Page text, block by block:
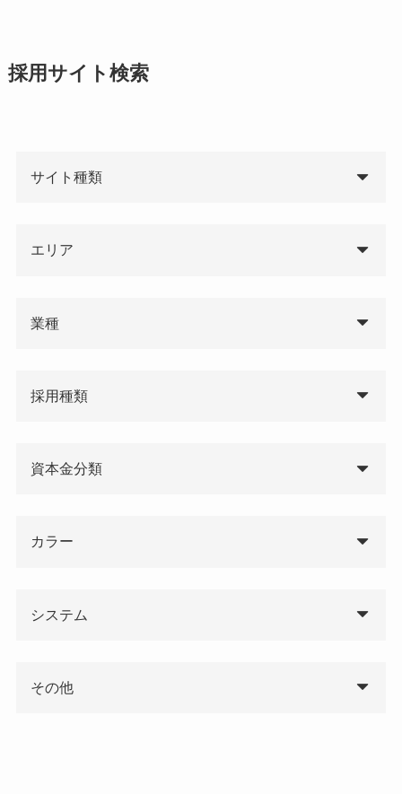
採用サイト検索
サイト種類
エリア
業種
採用種類
資本金分類
カラー
システム
その他